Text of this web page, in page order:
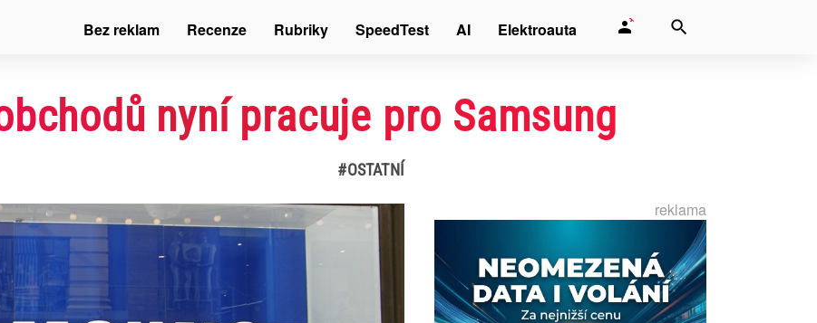
nyní pracuje pro Samsung
#OSTATNÍ
reklama
Bez reklam Recenze Rubriky SpeedTest AI Elektroauta